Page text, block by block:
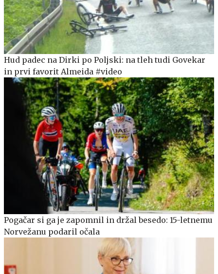
Hud padec na Dirki po Poljski: na tleh tudi Govekar
in prvi favorit Almeida #video
Pogačar si ga je zapomnil in držal besedo: 15-letnemu
Norvežanu podaril očala